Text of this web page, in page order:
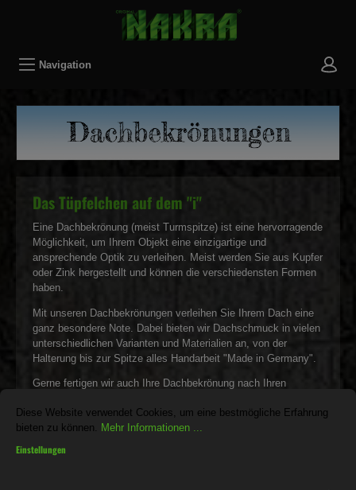
Navigation
Das Tüpfelchen auf dem "i"
Eine Dachbekrönung (meist Turmspitze) ist eine hervorragende
Möglichkeit, um Ihrem Objekt eine einzigartige und
ansprechende Optik zu verleihen. Meist werden Sie aus Kupfer
oder Zink hergestellt und können die verschiedensten Formen
haben.
Mit unseren Dachbekrönungen verleihen Sie Ihrem Dach eine
ganz besondere Note. Dabei bieten wir Dachschmuck in vielen
unterschiedlichen Varianten und Materialien an, von der
Halterung bis zur Spitze alles Handarbeit "Made in Germany".
Gerne fertigen wir auch Ihre Dachbekrönung nach Ihren
Diese Website verwendet Cookies, um eine bestmögliche Erfahrung
bieten zu können. Mehr Informationen ...
Einstellungen